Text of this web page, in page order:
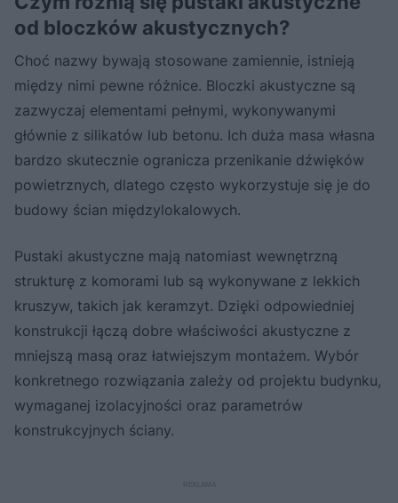
od bloczków akustycznych?
Choć nazwy bywają stosowane zamiennie, istnieją
między nimi pewne różnice. Bloczki akustyczne są
zazwyczaj elementami pełnymi, wykonywanymi
głównie z silikatów lub betonu. Ich duża masa własna
bardzo skutecznie ogranicza przenikanie dźwięków
powietrznych, dlatego często wykorzystuje się je do
budowy ścian międzylokalowych.
Pustaki akustyczne mają natomiast wewnętrzną
strukturę z komorami lub są wykonywane z lekkich
kruszyw, takich jak keramzyt. Dzięki odpowiedniej
konstrukcji łączą dobre właściwości akustyczne z
mniejszą masą oraz łatwiejszym montażem. Wybór
konkretnego rozwiązania zależy od projektu budynku,
wymaganej izolacyjności oraz parametrów
konstrukcyjnych ściany.